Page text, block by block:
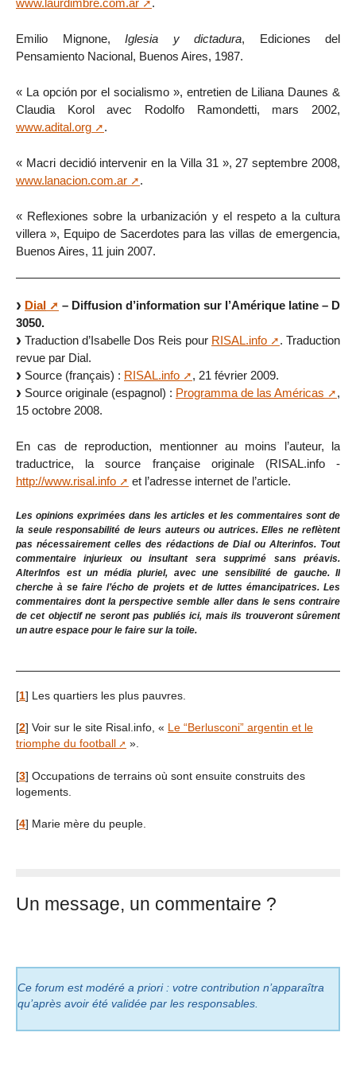
www.laurdimbre.com.ar
.
Emilio Mignone, Iglesia y dictadura, Ediciones del
Pensamiento Nacional, Buenos Aires, 1987.
« La opción por el socialismo », entretien de Liliana Daunes &
Claudia Korol avec Rodolfo Ramondetti, mars 2002,
www.adital.org
.
« Macri decidió intervenir en la Villa 31 », 27 septembre 2008,
www.lanacion.com.ar
.
« Reflexiones sobre la urbanización y el respeto a la cultura
villera », Equipo de Sacerdotes para las villas de emergencia,
Buenos Aires, 11 juin 2007.
Dial
– Diffusion d’information sur l’Amérique latine – D
3050.
Traduction d’Isabelle Dos Reis pour RISAL.info
. Traduction
revue par Dial.
Source (français) : RISAL.info
, 21 février 2009.
Source originale (espagnol) : Programma de las Américas
,
15 octobre 2008.
En cas de reproduction, mentionner au moins l’auteur, la
traductrice, la source française originale (RISAL.info -
http://www.risal.info
et l’adresse internet de l’article.
Les opinions exprimées dans les articles et les commentaires sont de
la seule responsabilité de leurs auteurs ou autrices. Elles ne reflètent
pas nécessairement celles des rédactions de Dial ou Alterinfos. Tout
commentaire injurieux ou insultant sera supprimé sans préavis.
AlterInfos est un média pluriel, avec une sensibilité de gauche. Il
cherche à se faire l’écho de projets et de luttes émancipatrices. Les
commentaires dont la perspective semble aller dans le sens contraire
de cet objectif ne seront pas publiés ici, mais ils trouveront sûrement
un autre espace pour le faire sur la toile.
[1] Les quartiers les plus pauvres.
[2] Voir sur le site Risal.info, « Le “Berlusconi” argentin et le
triomphe du football
».
[3] Occupations de terrains où sont ensuite construits des
logements.
[4] Marie mère du peuple.
Un message, un commentaire ?
Ce forum est modéré a priori : votre contribution n’apparaîtra
qu’après avoir été validée par les responsables.